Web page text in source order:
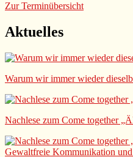
Zur Terminübersicht
Aktuelles
Warum wir immer wieder
Nachlese zum Come together